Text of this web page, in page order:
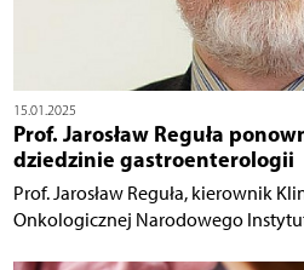
15.01.2025
Prof. Jarosław Reguła
dziedzinie gastroenterologii
Prof. Jarosław Reguła, kierownik
Onkologicznej Narodowego